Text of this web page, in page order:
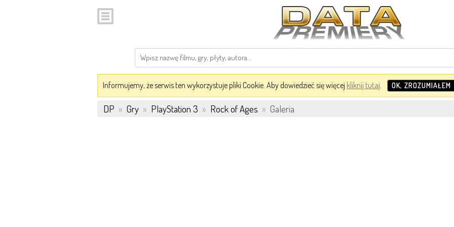
Informujemy, że serwis ten wykorzystuje pliki Cookie. Aby dowiedzieć się więcej kliknij tutaj. OK, ZROZUMIAŁEM
DP » Gry » PlayStation 3 » Rock of Ages » Galeria